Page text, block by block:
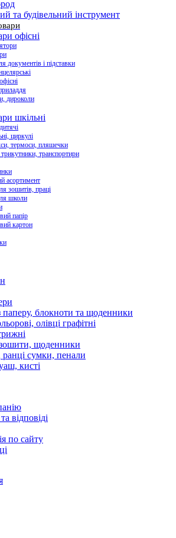
та будівельний інструмент
офісні
документів і підставки
дироколи
шкільні
циркулі
термоси, пляшечки
трикутники, транспортири
асортимент
зошитів, праці
школи
папір
картон
блокноти та щоденники
олівці графітні
щоденники
сумки, пенали
кисті
відповіді
по сайту